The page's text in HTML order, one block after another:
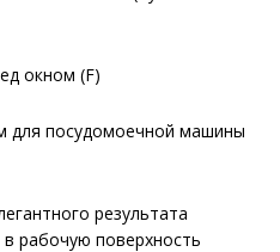
окном (F)
для посудомоечной машины
результата
рабочую поверхность